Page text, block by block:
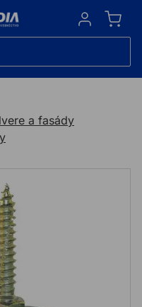
Sign in
a fasády